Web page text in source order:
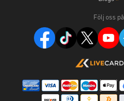
Följ oss på